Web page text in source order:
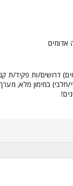
אדומים
דרושים/ות פקיד/ת
חלבי) במימון מלא,
ביצוע המרות